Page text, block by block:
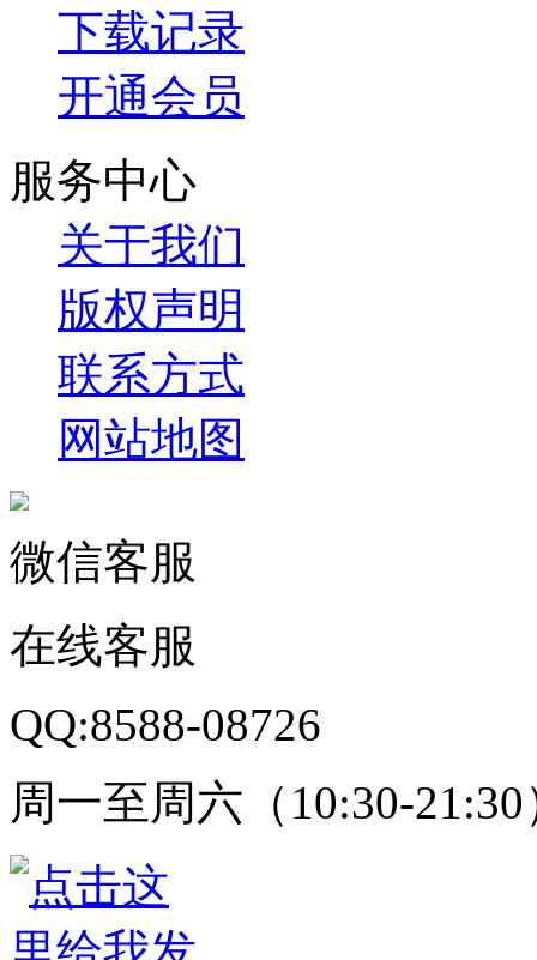
下载记录
开通会员
服务中心
关于我们
版权声明
联系方式
网站地图
微信客服
在线客服
QQ:8588-08726
周一至周六（10:30-21:30